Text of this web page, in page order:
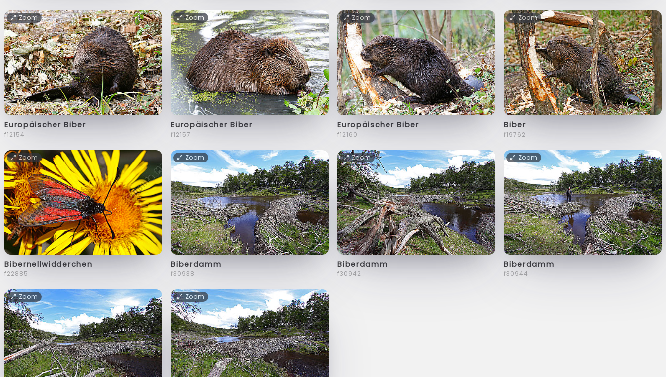
Zoom
Europäischer Biber
f12154
Zoom
Europäischer Biber
f12157
Zoom
Europäischer Biber
f12160
Zoom
Biber
f19762
Zoom
Bibernellwidderchen
f22885
Zoom
Biberdamm
f30938
Zoom
Biberdamm
f30942
Zoom
Biberdamm
f30944
Zoom Zoom